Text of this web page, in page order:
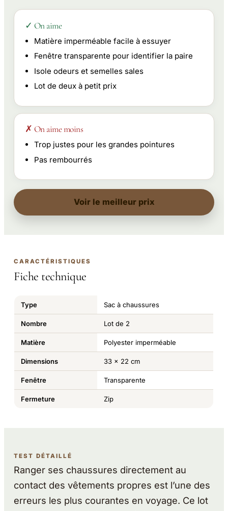
✓ On aime
Matière imperméable facile à essuyer
Fenêtre transparente pour identifier la paire
Isole odeurs et semelles sales
Lot de deux à petit prix
✗ On aime moins
Trop justes pour les grandes pointures
Pas rembourrés
Voir le meilleur prix
CARACTÉRISTIQUES
Fiche technique
Type Sac à chaussures
Nombre Lot de 2
Matière Polyester imperméable
Dimensions 33 x 22 cm
Fenêtre Transparente
Fermeture Zip
TEST DÉTAILLÉ
Ranger ses chaussures directement au
contact des vêtements propres est l’une des
erreurs les plus courantes en voyage. Ce lot